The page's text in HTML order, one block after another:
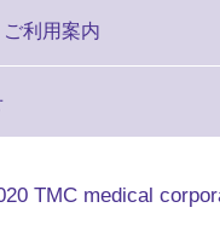
利用案内
TMC medical